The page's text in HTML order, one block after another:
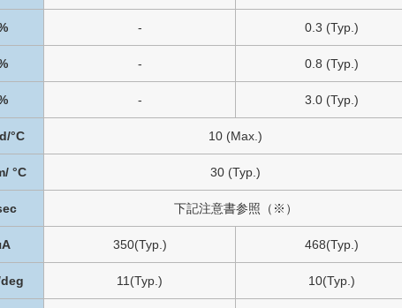
- 0.3 (Typ.)
- 0.8 (Typ.)
- 3.0 (Typ.)
°C 10 (Max.)
°C 30 (Typ.)
下記注意書参照（※）
350(Typ.) 468(Typ.)
11(Typ.) 10(Typ.)